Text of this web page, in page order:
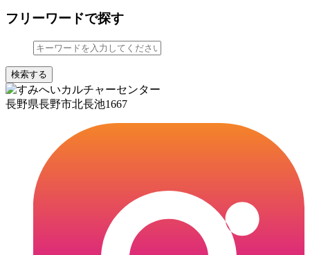
フリーワードで探す
検索する
長野県長野市北長池1667